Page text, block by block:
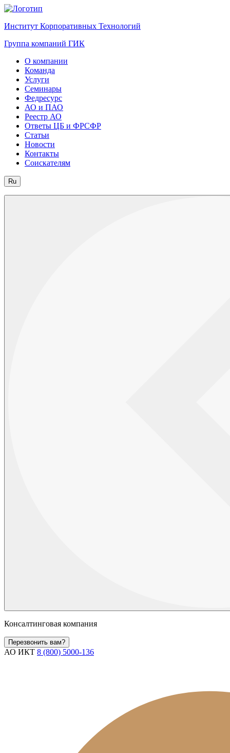
Институт Корпоративных Технологий
Группа компаний ГИК
О компании
Команда
Услуги
Семинары
Федресурс
АО и ПАО
Реестр АО
Ответы ЦБ и ФРСФР
Статьи
Новости
Контакты
Соискателям
Ru
Консалтинговая компания
Перезвонить вам?
АО ИКТ 8 (800) 5000-136